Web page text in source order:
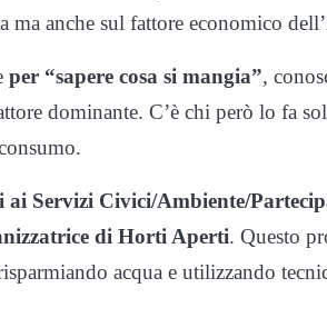
ma anche sul fattore economico
per “sapere cosa si mangia”,
dominante. C’è chi però lo fa
ai Servizi Civici/Ambiente/
di Horti Aperti. Questo
acqua e utilizzando